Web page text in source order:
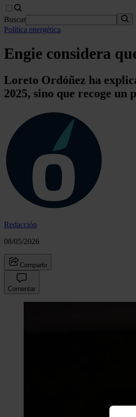
Buscar
Política energética
Engie considera
Loreto Ordóñez ha
2025, sino que recoge un
Redacción
08/05/2026
Compartir
Comentar